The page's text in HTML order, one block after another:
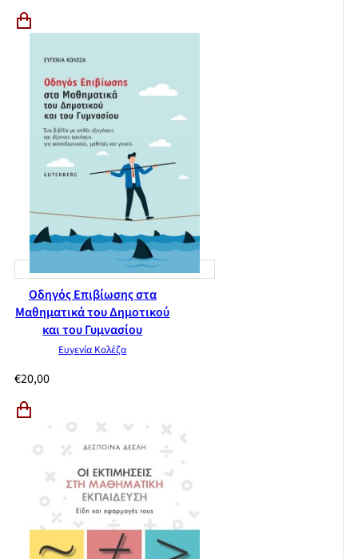
Οδηγός Επιβίωσης στα
Μαθηματικά του Δημοτικού
και του Γυμνασίου
Ευγενία Κολέζα
€20,00